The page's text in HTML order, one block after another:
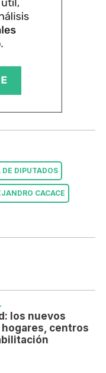
DE DIPUTADOS
CACACE
los nuevos
centros